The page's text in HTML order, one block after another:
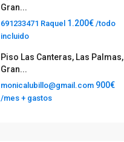
Gran...
691233471 Raquel 1.200€ /todo
incluido
Piso Las Canteras, Las Palmas,
Gran...
monicalubillo@gmail.com 900€
/mes + gastos